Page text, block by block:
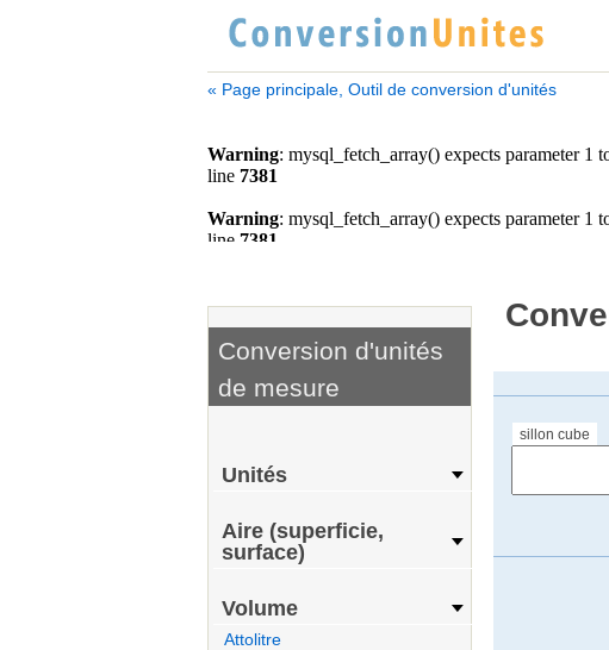
« Page principale, Outil de conversion d'unités
sillon cube
Conversion d'unités
de mesure
Unités
Aire (superficie,
surface)
Volume
Attolitre